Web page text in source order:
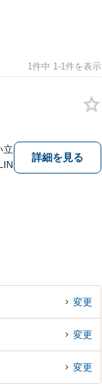
1件中 1-1件を表示
立
詳細を見る
変更
変更
変更